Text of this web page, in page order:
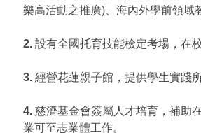
樂高活動之推廣)、海內外學前領域
2. 設有全國托育技能檢定考場，在
3. 經營花蓮親子館，提供學生實踐所
4. 慈濟基金會簽屬人才培育，補助
業可至志業體工作。